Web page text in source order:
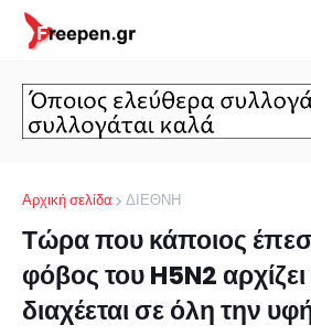
Αρχική σελίδα ΔΙΕΘΝΗ
Τώρα που κάποιος
φόβος του H5N2
διαχέεται σε όλη την